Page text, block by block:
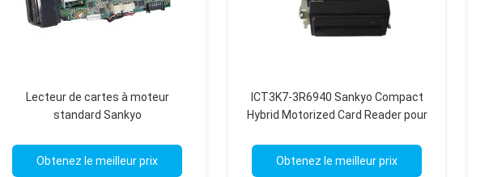
Lecteur de cartes à moteur
standard Sankyo
Obtenez le meilleur prix
ICT3K7-3R6940 Sankyo Compact
Hybrid Motorized Card Reader pour
Obtenez le meilleur prix